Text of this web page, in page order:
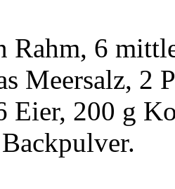
Rahm, 6
Meersalz, 2
Eier, 200 g